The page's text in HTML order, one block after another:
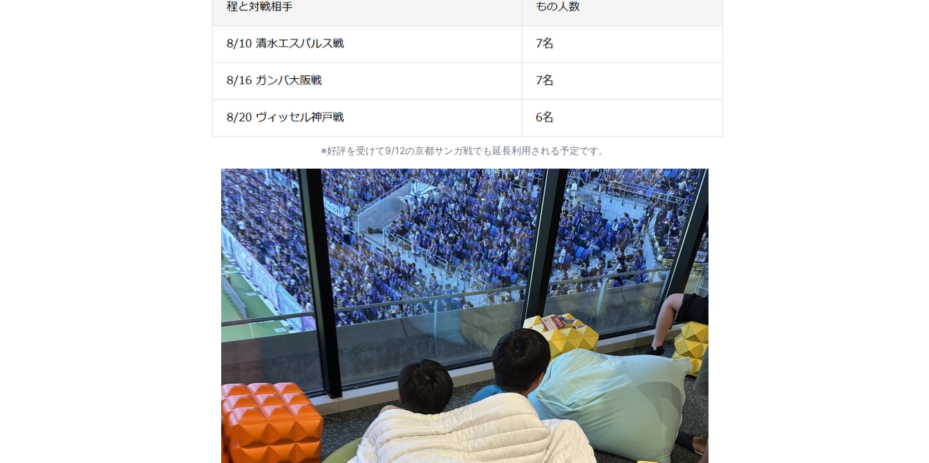
※好評を受けて9/12の京都サンガ戦でも延長利用される予定です。